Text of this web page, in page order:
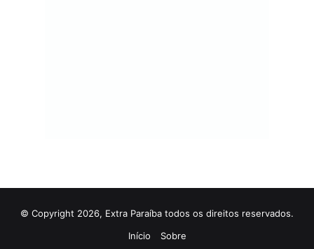
© Copyright 2026, Extra Paraíba todos os direitos reservados.
Início
Sobre